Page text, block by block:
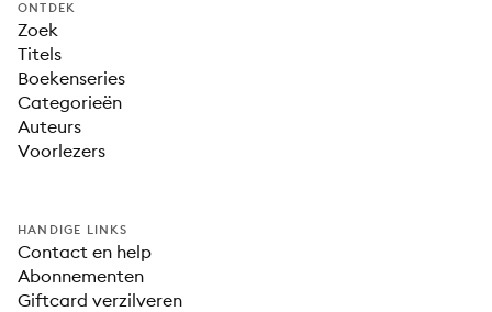
ONTDEK
Zoek
Titels
Boekenseries
Categorieën
Auteurs
Voorlezers
HANDIGE LINKS
Contact en help
Abonnementen
Giftcard verzilveren